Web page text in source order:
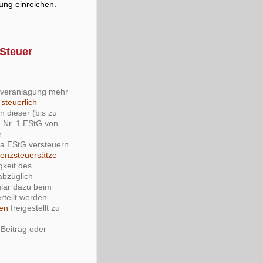
einreichen.
mehr
dieser (bis zu
1 EStG von
EStG versteuern.
des
dazu beim
werden
freigestellt zu
oder